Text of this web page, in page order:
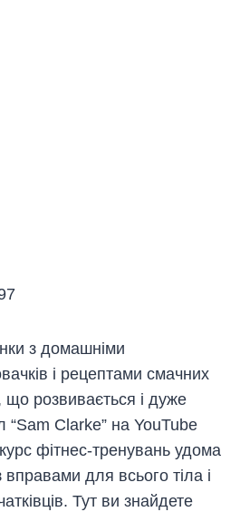
з домашніми
і рецептами смачних
розвивається і дуже
“Sam Clarke” на YouTube
фітнес-тренувань удома
для всього тіла і
Тут ви знайдете